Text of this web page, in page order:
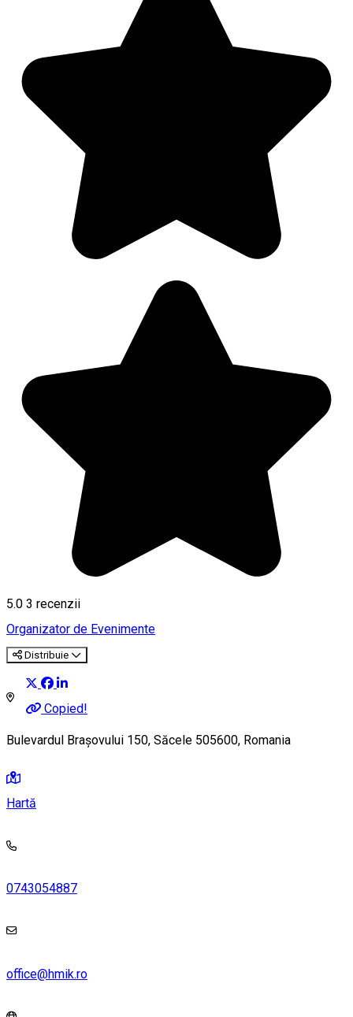
5.0 3 recenzii
Organizator de Evenimente
Distribuie
Copied!
Bulevardul Brașovului 150, Săcele 505600, Romania
Hartă
0743054887
office@hmik.ro